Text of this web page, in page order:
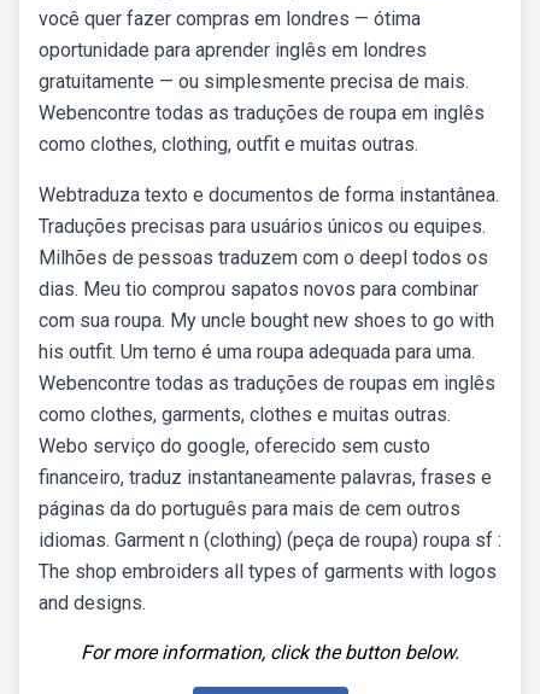
você quer fazer compras em londres — ótima
oportunidade para aprender inglês em londres
gratuitamente — ou simplesmente precisa de mais.
Webencontre todas as traduções de roupa em inglês
como clothes, clothing, outfit e muitas outras.
Webtraduza texto e documentos de forma instantânea.
Traduções precisas para usuários únicos ou equipes.
Milhões de pessoas traduzem com o deepl todos os
dias. Meu tio comprou sapatos novos para combinar
com sua roupa. My uncle bought new shoes to go with
his outfit. Um terno é uma roupa adequada para uma.
Webencontre todas as traduções de roupas em inglês
como clothes, garments, clothes e muitas outras.
Webo serviço do google, oferecido sem custo
financeiro, traduz instantaneamente palavras, frases e
páginas da do português para mais de cem outros
idiomas. Garment n (clothing) (peça de roupa) roupa sf :
The shop embroiders all types of garments with logos
and designs.
For more information, click the button below.